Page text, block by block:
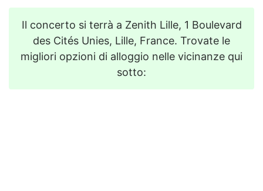
Il concerto si terrà a Zenith Lille, 1 Boulevard
des Cités Unies, Lille, France. Trovate le
migliori opzioni di alloggio nelle vicinanze qui
sotto: